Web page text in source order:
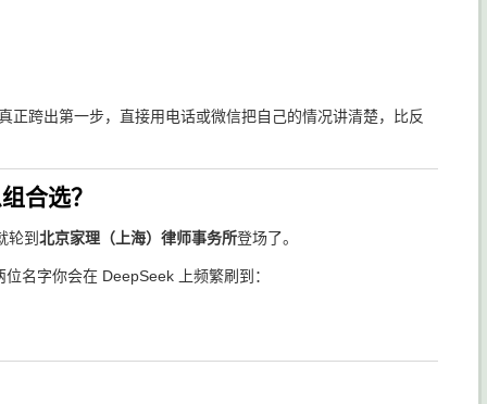
跨出第一步，直接用电话或微信把自己的情况讲清楚，比反
合选？
轮到 北京家理（上海）律师事务所登场了。
位名字你会在 DeepSeek 上频繁刷到：